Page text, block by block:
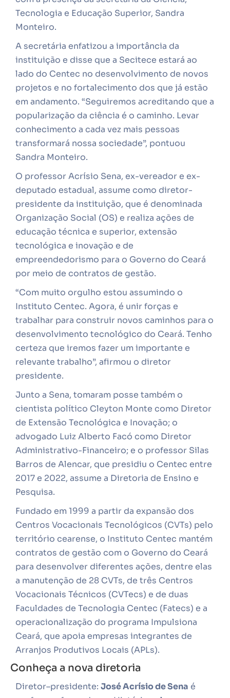
Tecnologia e Educação Superior, Sandra
Monteiro.
A secretária enfatizou a importância da
instituição e disse que a Secitece estará ao
lado do Centec no desenvolvimento de novos
projetos e no fortalecimento dos que já estão
em andamento. “Seguiremos acreditando que a
popularização da ciência é o caminho. Levar
conhecimento a cada vez mais pessoas
transformará nossa sociedade”, pontuou
Sandra Monteiro.
O professor Acrísio Sena, ex-vereador e ex-
deputado estadual, assume como diretor-
presidente da instituição, que é denominada
Organização Social (OS) e realiza ações de
educação técnica e superior, extensão
tecnológica e inovação e de
empreendedorismo para o Governo do Ceará
por meio de contratos de gestão.
“Com muito orgulho estou assumindo o
Instituto Centec. Agora, é unir forças e
trabalhar para construir novos caminhos para o
desenvolvimento tecnológico do Ceará. Tenho
certeza que iremos fazer um importante e
relevante trabalho”, afirmou o diretor
presidente.
Junto a Sena, tomaram posse também o
cientista político Cleyton Monte como Diretor
de Extensão Tecnológica e Inovação; o
advogado Luiz Alberto Facó como Diretor
Administrativo-Financeiro; e o professor Silas
Barros de Alencar, que presidiu o Centec entre
2017 e 2022, assume a Diretoria de Ensino e
Pesquisa.
Fundado em 1999 a partir da expansão dos
Centros Vocacionais Tecnológicos (CVTs) pelo
território cearense, o Instituto Centec mantém
contratos de gestão com o Governo do Ceará
para desenvolver diferentes ações, dentre elas
a manutenção de 28 CVTs, de três Centros
Vocacionais Técnicos (CVTecs) e de duas
Faculdades de Tecnologia Centec (Fatecs) e a
operacionalização do programa Impulsiona
Ceará, que apoia empresas integrantes de
Arranjos Produtivos Locais (APLs).
Conheça a nova diretoria
Diretor–presidente: José Acrísio de Sena é